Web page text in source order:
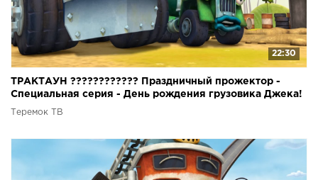
22:30
ТРАКТАУН ???????????? Праздничный прожектор -
Специальная серия - День рождения грузовика Джека!
Мультики
Теремок ТВ